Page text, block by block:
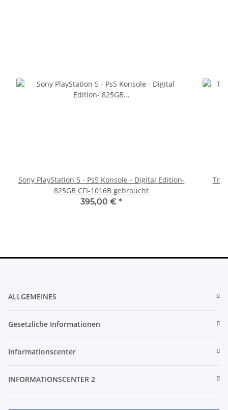
Sony PlayStation 5 - Ps5 Konsole - Digital Edition-
825GB CFI-1016B gebraucht
395,00 € *
ALLGEMEINES
Gesetzliche Informationen
Informationscenter
INFORMATIONSCENTER 2